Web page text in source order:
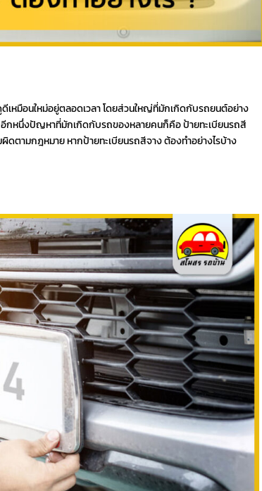
หมือนใหม่อยู่ตลอดเวลา โดยส่วนใหญ่ที่มักเกิดกับรถยนต์อย่าง
กหนึ่งปัญหาที่มักเกิดกับรถของหลายคนก็คือ ป้ายทะเบียนรถสี
ดตามกฎหมาย หากป้ายทะเบียนรถสีจาง ต้องทำอย่างไรบ้าง